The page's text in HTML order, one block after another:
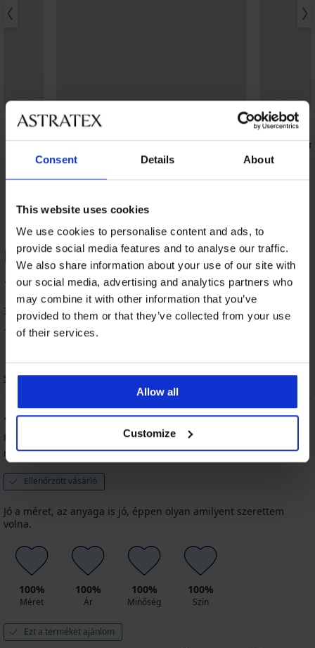
Consent Details About
This website uses cookies
We use cookies to personalise content and ads, to
provide social media features and to analyse our traffic.
We also share information about your use of our site with
our social media, advertising and analytics partners who
may combine it with other information that you’ve
provided to them or that they’ve collected from your use
of their services.
Allow all
Customize
5
5
Essential V-neck atléta
6 790 Ft
Pieces
7 090 Ft
Niki body TERMÉK ÉRTÉKELÉSE
100 %
3 vásárló értékelte a terméket
100% vásárló ajánlja a terméket
Sorrend
100
Kovács
2025.12.09-in. l.
megvásárolt méret M
Ellenőrzött vásárló
Jó a méret, az anyaga is jó, éppen olyan amilyent szerettem
volna.
100%
Méret
100%
Ár
100%
Minőség
100%
Szín
Ezt a terméket ajánlom